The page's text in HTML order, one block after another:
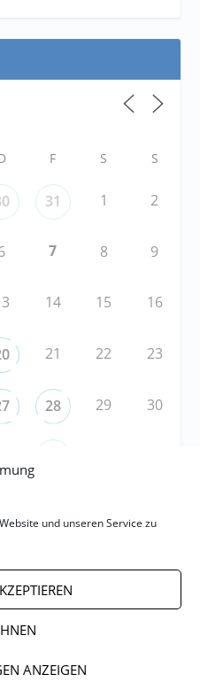
und unseren Service zu
ANZEIGEN
F S S
31 1 2
7 8 9
14 15 16
21 22 23
28 29 30